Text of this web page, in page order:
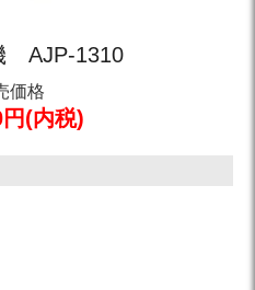
AJP-1310
価格
(内税)